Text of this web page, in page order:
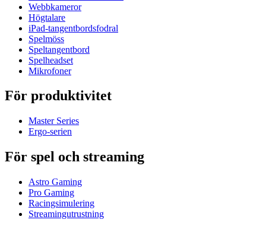
Webbkameror
Högtalare
iPad-tangentbordsfodral
Spelmöss
Speltangentbord
Spelheadset
Mikrofoner
För produktivitet
Master Series
Ergo-serien
För spel och streaming
Astro Gaming
Pro Gaming
Racingsimulering
Streamingutrustning